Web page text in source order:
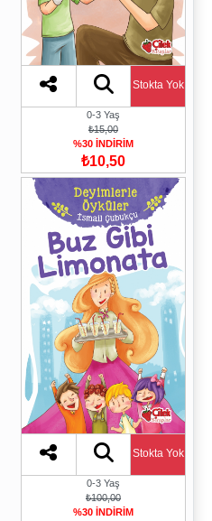
Stokta Yok
0-3 Yaş
₺15,00
%30 İNDİRİM
₺10,50
Stokta Yok
0-3 Yaş
₺100,00
%30 İNDİRİM